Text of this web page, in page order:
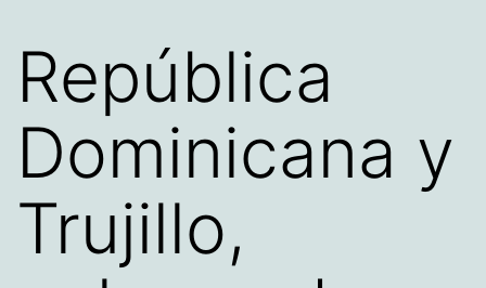
República
Dominicana y
Trujillo,